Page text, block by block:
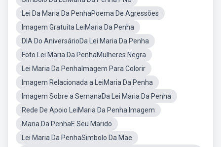
Lei Da Maria Da PenhaPoema De Agressões
Imagem Gratuita LeiMaria Da Penha
DIA Do AniversárioDa Lei Maria Da Penha
Foto Lei Maria Da PenhaMulheres Negra
Lei Maria Da PenhaImagem Para Colorir
Imagem Relacionada a LeiMaria Da Penha
Imagem Sobre a SemanaDa Lei Maria Da Penha
Rede De Apoio LeiMaria Da Penha Imagem
Maria Da PenhaE Seu Marido
Lei Maria Da PenhaSimbolo Da Mae